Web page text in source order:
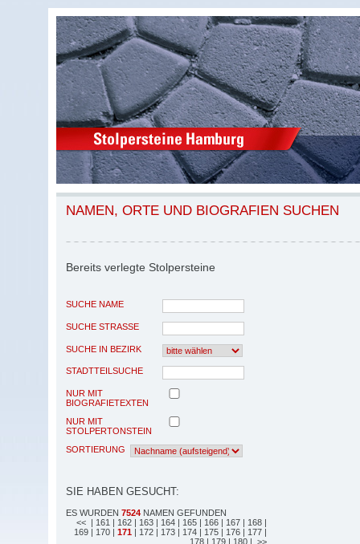
NAMEN, ORTE UND BIOGRAFIEN SUCHEN
Bereits verlegte Stolpersteine
SUCHE NAME
SUCHE STRASSE
SUCHE IN BEZIRK
STADTTEILSUCHE
NUR MIT
BIOGRAFIETEXTEN
NUR MIT
STOLPERTONSTEIN
SORTIERUNG
SIE HABEN GESUCHT:
ES WURDEN 7524 NAMEN GEFUNDEN
<< | 161 | 162 | 163 | 164 | 165 | 166 | 167 | 168 |
169 | 170 | 171 | 172 | 173 | 174 | 175 | 176 | 177 |
178 | 179 | 180 | >>